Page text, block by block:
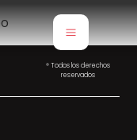
® Todos los derechos
reservados